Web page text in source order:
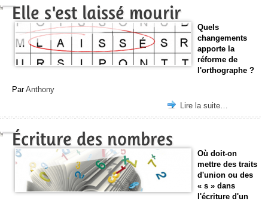
Elle s'est laissé mourir
Quels
changements
apporte la
réforme de
l'orthographe ?
ParAnthony
Lire la suite…
Écriture des nombres
Où doit-on
mettre des traits
d'union ou des
« s » dans
l'écriture d'un